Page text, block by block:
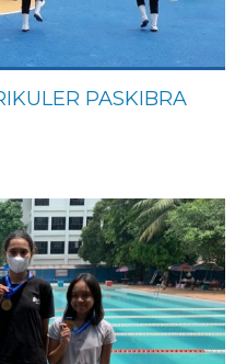
PASKIBRA